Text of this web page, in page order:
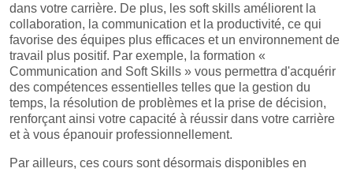
dans votre carrière. De plus, les soft skills améliorent la
collaboration, la communication et la productivité, ce qui
favorise des équipes plus efficaces et un environnement de
travail plus positif. Par exemple, la formation «
Communication and Soft Skills » vous permettra d'acquérir
des compétences essentielles telles que la gestion du
temps, la résolution de problèmes et la prise de décision,
renforçant ainsi votre capacité à réussir dans votre carrière
et à vous épanouir professionnellement.
Par ailleurs, ces cours sont désormais disponibles en